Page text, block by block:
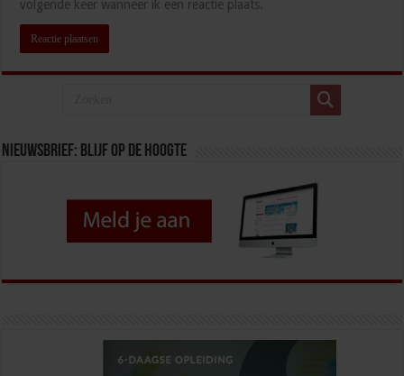
volgende keer wanneer ik een reactie plaats.
Nieuwsbrief: blijf op de hoogte